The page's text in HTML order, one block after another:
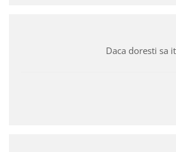
Daca doresti sa